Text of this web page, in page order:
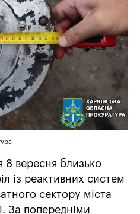
8 вересня близько
із реактивних систем
сектору міста
За попередніми